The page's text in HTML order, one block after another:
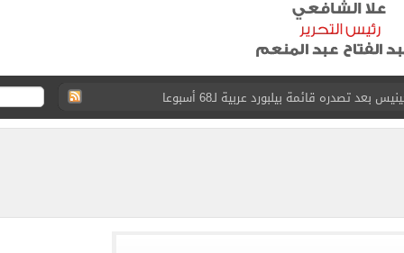
تصدره قائمة بيلبورد عربية لـ68 أسبوعا
الغربى كليا من المنيب للعياط.. اعرف التحويلات
اليوم السابع فى حفل تقديمه باستاد طرابزون.. فيديو